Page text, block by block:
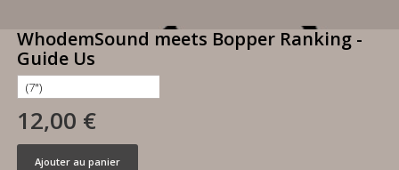
WhodemSound meets Bopper Ranking -
Guide Us
12,00 €
Ajouter au panier